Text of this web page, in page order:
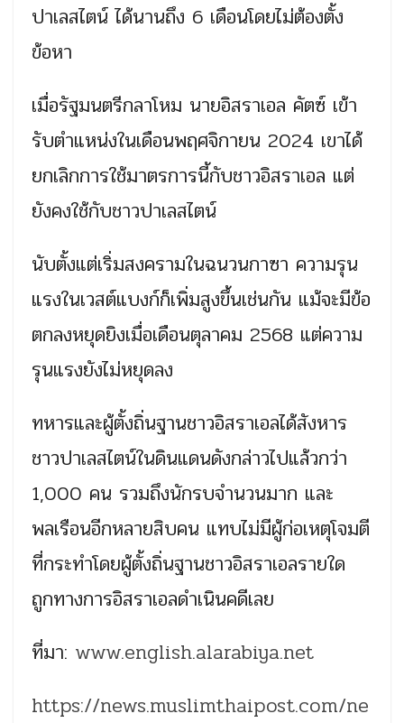
ปาเลสไตน์ ได้นานถึง 6 เดือนโดยไม่ต้องตั้ง
ข้อหา
เมื่อรัฐมนตรีกลาโหม นายอิสราเอล คัตซ์ เข้า
รับตำแหน่งในเดือนพฤศจิกายน 2024 เขาได้
ยกเลิกการใช้มาตรการนี้กับชาวอิสราเอล แต่
ยังคงใช้กับชาวปาเลสไตน์
นับตั้งแต่เริ่มสงครามในฉนวนกาซา ความรุน
แรงในเวสต์แบงก์ก็เพิ่มสูงขึ้นเช่นกัน แม้จะมีข้อ
ตกลงหยุดยิงเมื่อเดือนตุลาคม 2568 แต่ความ
รุนแรงยังไม่หยุดลง
ทหารและผู้ตั้งถิ่นฐานชาวอิสราเอลได้สังหาร
ชาวปาเลสไตน์ในดินแดนดังกล่าวไปแล้วกว่า
1,000 คน รวมถึงนักรบจำนวนมาก และ
พลเรือนอีกหลายสิบคน แทบไม่มีผู้ก่อเหตุโจมตี
ที่กระทำโดยผู้ตั้งถิ่นฐานชาวอิสราเอลรายใด
ถูกทางการอิสราเอลดำเนินคดีเลย
ที่มา: www.english.alarabiya.net
https://news.muslimthaipost.com/ne